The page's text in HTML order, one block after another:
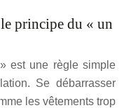
principe du « un
est une règle simple
Se débarrasser
les vêtements trop